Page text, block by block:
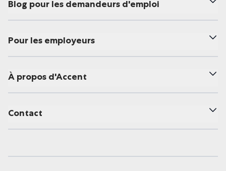
Blog pour les demandeurs d'emploi
Pour les employeurs
À propos d'Accent
Contact